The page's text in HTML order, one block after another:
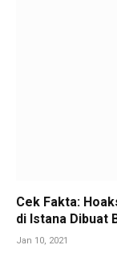
Cek Fakta:
di Istana Dibuat
Jan 10, 2021